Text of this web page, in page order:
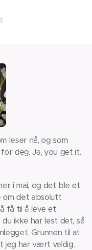
leser nå, og som
deg. Ja, you get it.
i mai, og det ble et
om det absolutt
få til å leve et
du ikke har lest det, så
Grunnen til at
jeg har vært veldig,